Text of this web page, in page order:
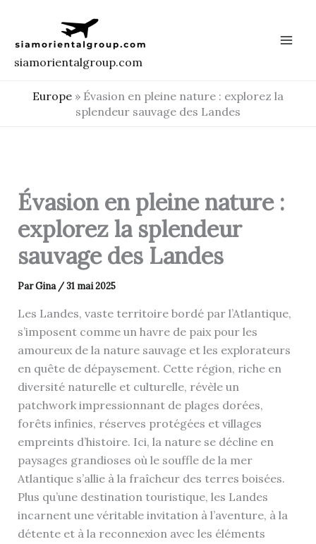
contenu
siamorientalgroup.com
Europe » Évasion en pleine nature : explorez la
splendeur sauvage des Landes
Évasion en pleine nature :
explorez la splendeur
sauvage des Landes
ParGina /31 mai 2025
Les Landes, vaste territoire bordé par l’Atlantique,
s’imposent comme un havre de paix pour les
amoureux de la nature sauvage et les explorateurs
en quête de dépaysement. Cette région, riche en
diversité naturelle et culturelle, révèle un
patchwork impressionnant de plages dorées,
forêts infinies, réserves protégées et villages
empreints d’histoire. Ici, la nature se décline en
paysages grandioses où le souffle de la mer
Atlantique s’allie à la fraîcheur des terres boisées.
Plus qu’une destination touristique, les Landes
incarnent une véritable invitation à l’aventure, à la
détente et à la reconnexion avec les éléments